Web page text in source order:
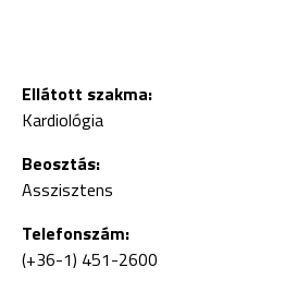
Ellátott szakma:
Kardiológia
Beosztás:
Asszisztens
Telefonszám:
(+36-1) 451-2600